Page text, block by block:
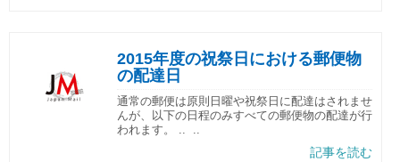
2015年度の祝祭日における郵便物
の配達日
通常の郵便は原則日曜や祝祭日に配達はされませ
んが、以下の日程のみすべての郵便物の配達が行
われます。 .. ..
記事を読む